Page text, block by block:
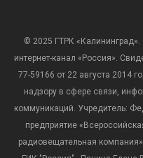
© 2025 ГТРК
интернет-канал «Россия».
77-59166 от 22 августа 2014
надзору в сфере связи,
коммуникаций. Учредитель:
предприятие
радиовещательная